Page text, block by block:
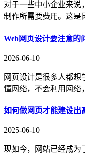
对于一些中小企业来说
制作所需要费用。这是
Web网页设计要注意的
2026-06-10
网页设计是很多人都
懂网络，不会利用网络
如何做网页才能建设出
2025-06-10
现如今，网站已经成为